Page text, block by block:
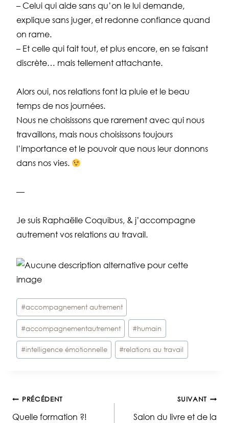
– Celui qui aide sans qu’on le lui demande,
explique sans juger, et redonne confiance quand
on rame.
– Et celle qui fait tout, et plus encore, en se faisant
discrète… mais tellement attachante.
Alors oui, nos relations font la pluie et le beau
temps de nos journées.
Nous ne choisissons que rarement avec qui nous
travaillons, mais nous choisissons toujours
l’importance et le pouvoir que nous leur donnons
dans nos vies.
—
Je suis Raphaëlle Coquibus, & j’accompagne
autrement vos relations au travail.
Étiquettes
de
la
publication :
#accompagnement autrement
#accompagnementautrement #humain
#intelligence émotionnelle #relations au travail
Navigation
PRÉCÉDENT
Quelle formation ?!
SUIVANT
Salon du livre et de la